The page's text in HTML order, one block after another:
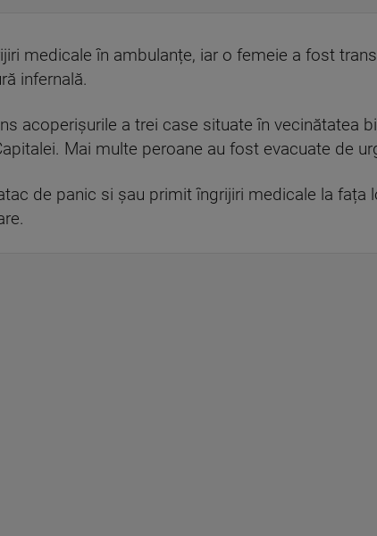
medicale în ambulanțe, iar o femeie a fost
infernală.
acoperișurile a trei case situate în vecinătatea
Mai multe peroane au fost evacuate de
de panic si șau primit îngrijiri medicale la fața